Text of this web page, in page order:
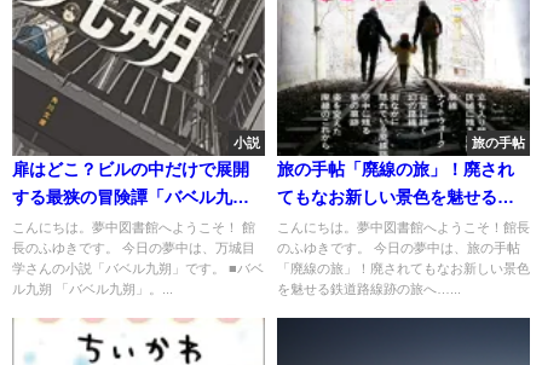
小説
扉はどこ？ビルの中だけで展開
する最狭の冒険譚「バベル九
朔」
こんにちは。夢中図書館へようこそ！ 館
長のふゆきです。 今日の夢中は、万城目
学さんの小説「バベル九朔」です。 ■バベ
ル九朔 「バベル九朔」。...
旅の手帖
旅の手帖「廃線の旅」！廃され
てもなお新しい景色を魅せる鉄
道路線跡の旅へ
こんにちは。夢中図書館へようこそ！館長
のふゆきです。 今日の夢中は、旅の手帖
「廃線の旅」！廃されてもなお新しい景色
を魅せる鉄道路線跡の旅へ…...